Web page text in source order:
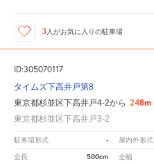
3人がお気に入りの駐車場
ID:305070117
タイムズ下高井戸第8
東京都杉並区下高井戸4-2から 248m
東京都杉並区下高井戸3-2
駐車場形式 - 屋内外形式
全長 500cm 全幅